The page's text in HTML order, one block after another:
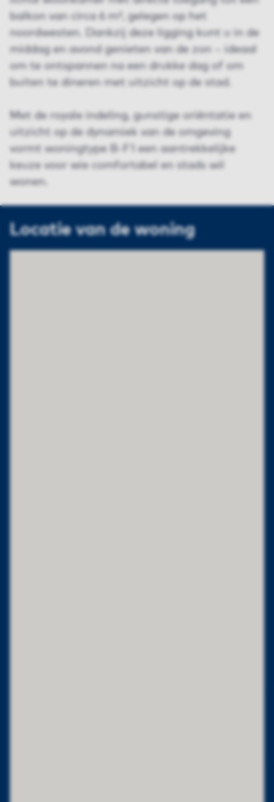
balkon van circa 6 m², gelegen op het
noordwesten. Dankzij deze ligging kunt u in de
middag en avond genieten van de zon – ideaal
om te ontspannen na een drukke dag of om
buiten te dineren met uitzicht op de stad.
Met de royale indeling, gunstige oriëntatie en
uitzicht op de dynamiek van de omgeving
vormt woningtype B-F1 een aantrekkelijke
keuze voor wie comfortabel en stads wil
wonen.
Locatie van de woning